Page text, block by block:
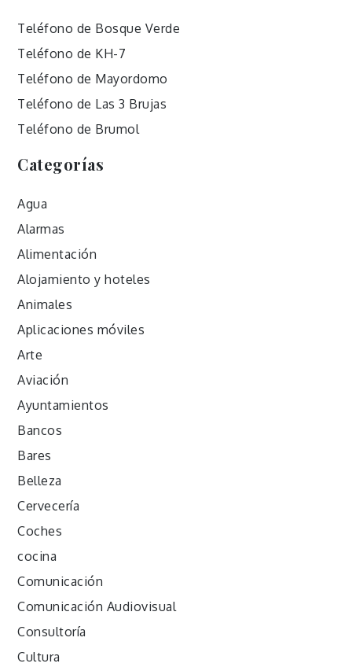
Teléfono de Bosque Verde
Teléfono de KH-7
Teléfono de Mayordomo
Teléfono de Las 3 Brujas
Teléfono de Brumol
Categorías
Agua
Alarmas
Alimentación
Alojamiento y hoteles
Animales
Aplicaciones móviles
Arte
Aviación
Ayuntamientos
Bancos
Bares
Belleza
Cervecería
Coches
cocina
Comunicación
Comunicación Audiovisual
Consultoría
Cultura